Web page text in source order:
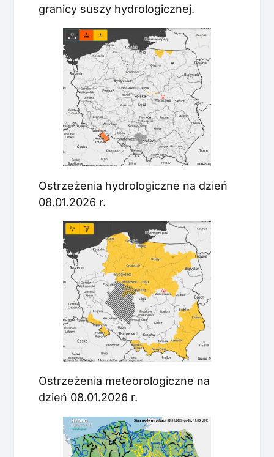
granicy suszy hydrologicznej.
Ostrzeżenia hydrologiczne na dzień
08.01.2026 r.
Ostrzeżenia meteorologiczne na
dzień 08.01.2026 r.